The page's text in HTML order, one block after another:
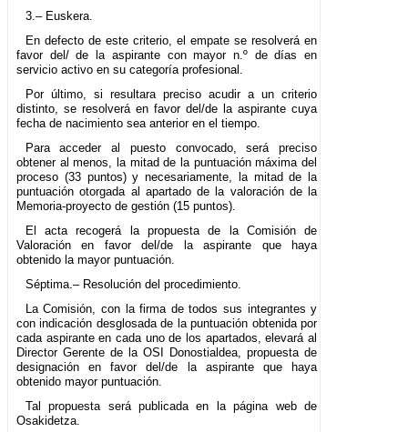
3.– Euskera.
En defecto de este criterio, el empate se resolverá en
favor del/ de la aspirante con mayor n.º de días en
servicio activo en su categoría profesional.
Por último, si resultara preciso acudir a un criterio
distinto, se resolverá en favor del/de la aspirante cuya
fecha de nacimiento sea anterior en el tiempo.
Para acceder al puesto convocado, será preciso
obtener al menos, la mitad de la puntuación máxima del
proceso (33 puntos) y necesariamente, la mitad de la
puntuación otorgada al apartado de la valoración de la
Memoria-proyecto de gestión (15 puntos).
El acta recogerá la propuesta de la Comisión de
Valoración en favor del/de la aspirante que haya
obtenido la mayor puntuación.
Séptima.– Resolución del procedimiento.
La Comisión, con la firma de todos sus integrantes y
con indicación desglosada de la puntuación obtenida por
cada aspirante en cada uno de los apartados, elevará al
Director Gerente de la OSI Donostialdea, propuesta de
designación en favor del/de la aspirante que haya
obtenido mayor puntuación.
Tal propuesta será publicada en la página web de
Osakidetza.